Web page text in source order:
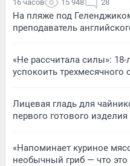
16 часов 15 948 28
На пляже под
преподаватель
«Не рассчитала силы»:
успокоить трехмесячного
Лицевая гладь для
первого готового изделия
«Напоминает куриное
необычный гриб — что это